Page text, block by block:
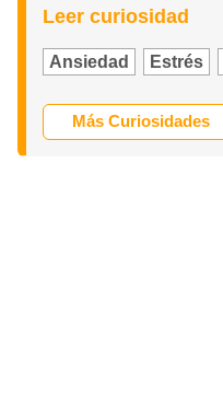
Leer curiosidad
Ansiedad Estrés
Más Curiosidades